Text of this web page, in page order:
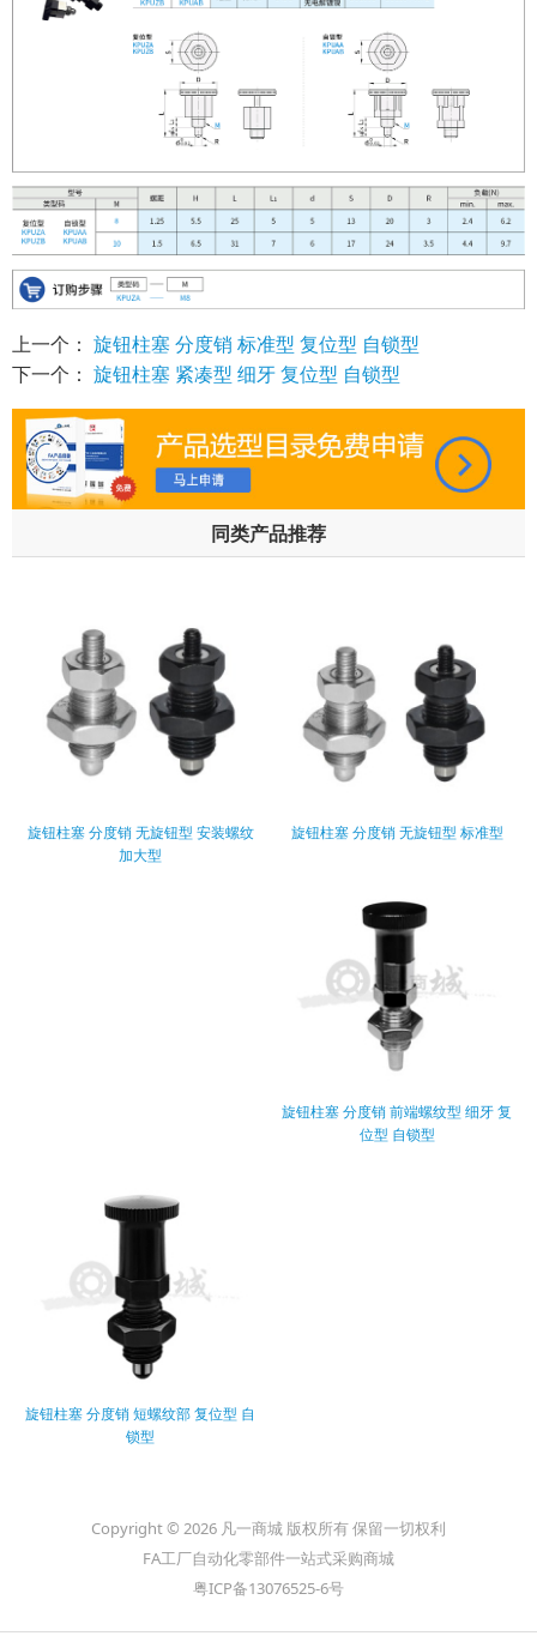
上一个： 旋钮柱塞 分度销 标准型 复位型 自锁型
下一个： 旋钮柱塞 紧凑型 细牙 复位型 自锁型
同类产品推荐
旋钮柱塞 分度销 无旋钮型 安装螺纹
加大型
旋钮柱塞 分度销 无旋钮型 标准型
旋钮柱塞 分度销 前端螺纹型 细牙 复
位型 自锁型
旋钮柱塞 分度销 短螺纹部 复位型 自
锁型
Copyright © 2026 凡一商城 版权所有 保留一切权利
FA工厂自动化零部件一站式采购商城
粤ICP备13076525-6号